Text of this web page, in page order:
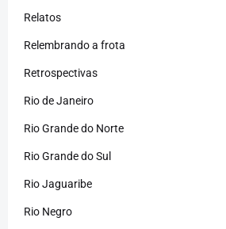
Relatos
Relembrando a frota
Retrospectivas
Rio de Janeiro
Rio Grande do Norte
Rio Grande do Sul
Rio Jaguaribe
Rio Negro